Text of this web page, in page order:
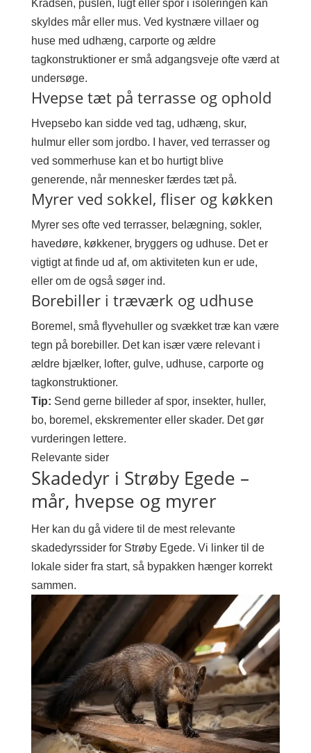
Kradsen, puslen, lugt eller spor i isoleringen kan
skyldes mår eller mus. Ved kystnære villaer og
huse med udhæng, carporte og ældre
tagkonstruktioner er små adgangsveje ofte værd at
undersøge.
Hvepse tæt på terrasse og ophold
Hvepsebo kan sidde ved tag, udhæng, skur,
hulmur eller som jordbo. I haver, ved terrasser og
ved sommerhuse kan et bo hurtigt blive
generende, når mennesker færdes tæt på.
Myrer ved sokkel, fliser og køkken
Myrer ses ofte ved terrasser, belægning, sokler,
havedøre, køkkener, bryggers og udhuse. Det er
vigtigt at finde ud af, om aktiviteten kun er ude,
eller om de også søger ind.
Borebiller i træværk og udhuse
Boremel, små flyvehuller og svækket træ kan være
tegn på borebiller. Det kan især være relevant i
ældre bjælker, lofter, gulve, udhuse, carporte og
tagkonstruktioner.
Tip: Send gerne billeder af spor, insekter, huller,
bo, boremel, ekskrementer eller skader. Det gør
vurderingen lettere.
Relevante sider
Skadedyr i Strøby Egede –
mår, hvepse og myrer
Her kan du gå videre til de mest relevante
skadedyrssider for Strøby Egede. Vi linker til de
lokale sider fra start, så bypakken hænger korrekt
sammen.